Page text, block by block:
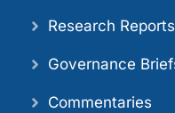
Research Reports
Governance
Commentaries